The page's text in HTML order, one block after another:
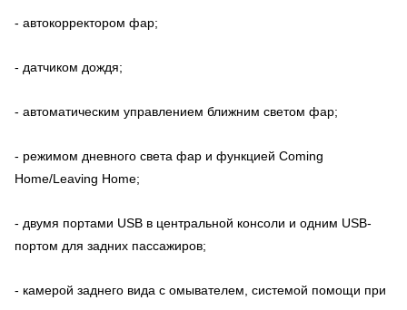
- автокорректором фар;
- датчиком дождя;
- автоматическим управлением ближним светом фар;
- режимом дневного света фар и функцией Coming
Home/Leaving Home;
- двумя портами USB в центральной консоли и одним USB-
портом для задних пассажиров;
- камерой заднего вида с омывателем, системой помощи при